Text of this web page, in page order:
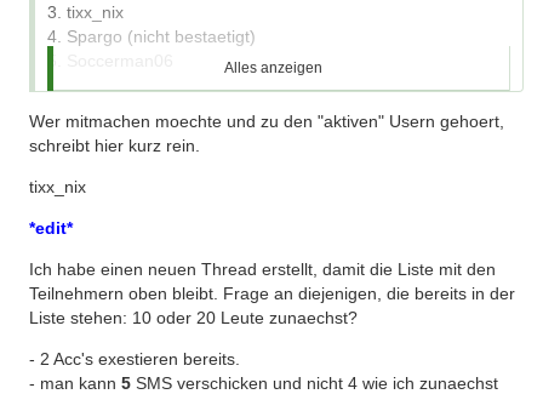
3. tixx_nix
4. Spargo (nicht bestaetigt)
8. pospo (hoffentlich bald)
9. grover
10. hummelball
Alles anzeigen
Wer mitmachen moechte und zu den "aktiven" Usern gehoert,
schreibt hier kurz rein.
tixx_nix
*edit*
Ich habe einen neuen Thread erstellt, damit die Liste mit den
Teilnehmern oben bleibt. Frage an diejenigen, die bereits in der
Liste stehen: 10 oder 20 Leute zunaechst?
- 2 Acc's exestieren bereits.
- man kann5 SMS verschicken und nicht 4 wie ich zunaechst